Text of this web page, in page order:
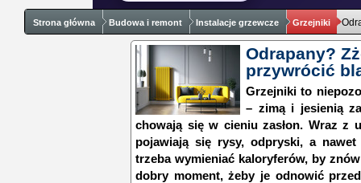
Strona główna Budowa i remont Instalacje grzewcze Grzejniki
Odrapany?
przywrócić
Grzejniki to
– zimą i jesienią
chowają się w cieniu zasłon. Wraz z
pojawiają się rysy, odpryski, a
trzeba wymieniać kaloryferów, by
dobry moment, żeby je odnowić